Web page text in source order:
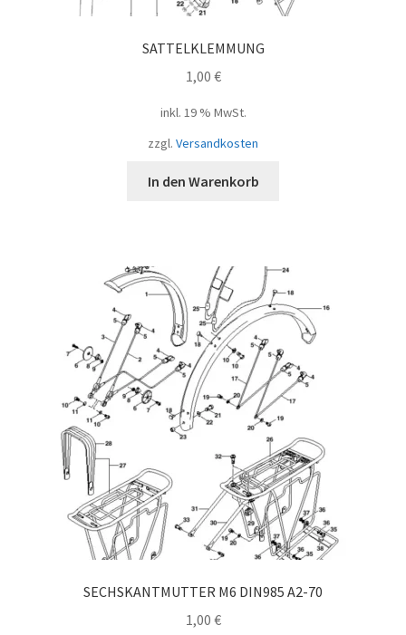
SATTELKLEMMUNG
1,00 €
inkl. 19 % MwSt.
zzgl. Versandkosten
In den Warenkorb
SECHSKANTMUTTER M6 DIN985 A2-70
1,00 €